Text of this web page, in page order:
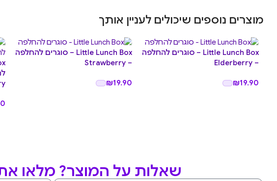
מוצרים נוספים שיכולים לעניין אותך
Little Lunch Box – סוגרים להחלפה
– Elderberry
₪19.90
Little Lunch Box – סוגרים להחלפה
– Strawberry
₪19.90
שאלות על המוצר? מלאו את